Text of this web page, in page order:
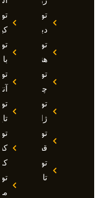
تور
دبی
تور
هند
تور
چین
تور
ژاپن
تور
قطر
تور
تاجیکستان
تور
کیش
تور
بالی
تور
آنتالیا
تور
تایلند
تور
کروز
تور